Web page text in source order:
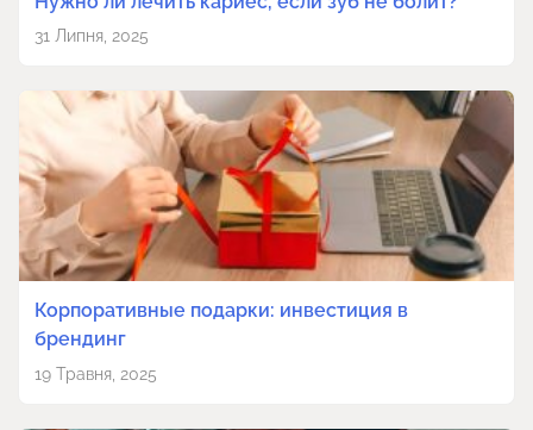
31 Липня, 2025
Корпоративные подарки: инвестиция в
брендинг
19 Травня, 2025